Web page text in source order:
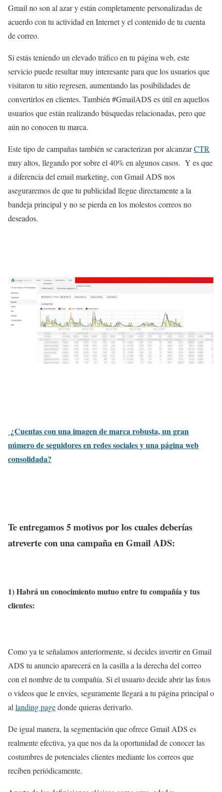
Gmail no son al azar y están completamente personalizadas de
acuerdo con tu actividad en Internet y el contenido de tu cuenta
de correo.
Si estás teniendo un elevado tráfico en tu página web, este
servicio puede resultar muy interesante para que los usuarios que
visitaron tu sitio regresen, aumentando las posibilidades de
convertirlos en clientes. También #GmailADS es útil en aquellos
usuarios que están realizando búsquedas relacionadas, pero que
aún no conocen tu marca.
Este tipo de campañas también se caracterizan por alcanzarCTR
muy altos, llegando por sobre el 40% en algunos casos. Y es que
a diferencia del email marketing, con Gmail ADS nos
aseguraremos de que tu publicidad llegue directamente a la
bandeja principal y no se pierda en los molestos correos no
deseados.
¿Cuentas con una imagen de marca robusta, un gran
número de seguidores en redes sociales y una página web
consolidada?
Te entregamos 5 motivos por los cuales deberías
atreverte con una campaña en Gmail ADS:
1) Habrá un conocimiento mutuo entre tu compañía y tus
clientes:
Como ya te señalamos anteriormente, si decides invertir en Gmail
ADS tu anuncio aparecerá en la casilla a la derecha del correo
con el nombre de tu compañía. Si el usuario decide abrir las fotos
o videos que le envíes, seguramente llegará a tu página principal o
allanding pagedonde quieras derivarlo.
De igual manera, la segmentación que ofrece Gmail ADS es
realmente efectiva, ya que nos da la oportunidad de conocer las
costumbres de potenciales clientes mediante los correos que
reciben periódicamente.